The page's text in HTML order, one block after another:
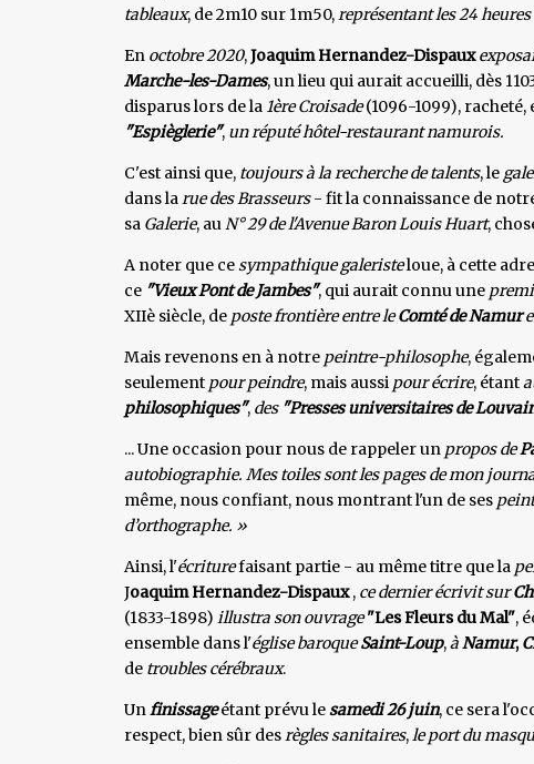
tableaux, de 2m10 sur 1m50,représentant les 24
En octobre 2020,Joaquim Hernandez-Dispaux
Marche-les-Dames, un lieu qui aurait accueilli, dès
disparus lors de la 1ère Croisade(1096-1099), racheté,
"Espièglerie", un réputé hôtel-restaurant namurois.
C'est ainsi que, toujours à la recherche de talents, le
dans larue des Brasseurs- fit la connaissance de
sa Galerie, auN° 29 de l'Avenue Baron Louis Huart,
A noter que cesympathique galeristeloue, à cette
ce "Vieux Pont de Jambes", qui aurait connu une
XIIè siècle, de poste frontière entre leComté de Namur
Mais revenons en à notre peintre-philosophe,
seulement pour peindre, mais aussi pour écrire, étant
philosophiques", des "Presses universitaires de
... Une occasion pour nous de rappeler un propos de
autobiographie. Mes toiles sont les pages de mon
même, nous confiant, nous montrant l'un de ses
d’orthographe. »
Ainsi, l'écriturefaisant partie - au même titre que la
Joaquim Hernandez-Dispaux, ce dernier écrivit sur
(1833-1898) illustra son ouvrage"Les Fleurs du Mal",
ensemble dans l'église baroqueSaint-Loup,àNamur,
de troubles cérébraux.
Unfinissageétant prévu lesamedi 26 juin, ce sera
respect, bien sûr desrègles sanitaires,le port du